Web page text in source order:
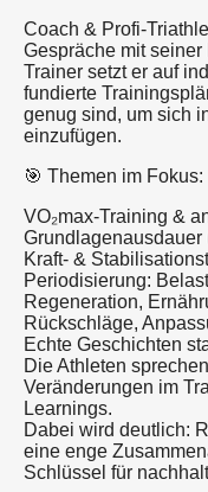
Coach & Profi-
Gespräche mit
Trainer setzt er auf
fundierte
genug sind, um sich
einzufügen.
🎯 Themen im Fokus:
VO₂max-Training &
Grundlagenausdauer
Kraft- &
Periodisierung:
Regeneration,
Rückschläge,
Echte Geschichten
Die Athleten
Veränderungen im
Learnings.
Dabei wird deutlich:
eine enge
Schlüssel für